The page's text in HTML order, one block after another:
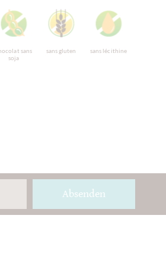
sans
soja
sans gluten sans lécithine
Absenden